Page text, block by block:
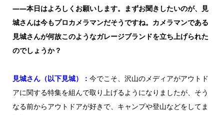
——本日はよろしくお願いします。まずお聞きしたいのが、見
城さんは今もプロカメラマンだそうですね。カメラマンである
見城さんが何故このようなガレージブランドを立ち上げられた
のでしょうか？
見城さん（以下見城）： 今でこそ、沢山のメディアがアウトド
アに関する特集を組んで取り上げるようになりましたが、そう
なる前からアウトドアが好きで、キャンプや登山などをしてま